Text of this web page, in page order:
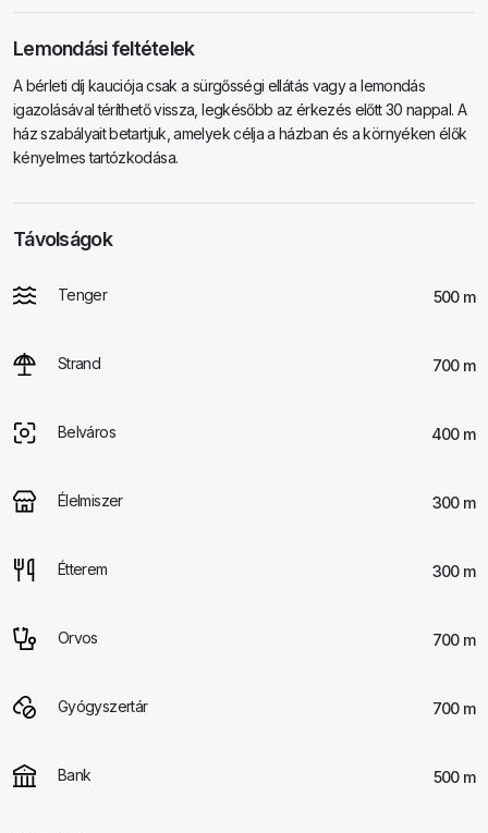
Lemondási feltételek
A bérleti díj kauciója csak a sürgősségi ellátás vagy a lemondás
igazolásával téríthető vissza, legkésőbb az érkezés előtt 30 nappal. A
ház szabályait betartjuk, amelyek célja a házban és a környéken élők
kényelmes tartózkodása.
Távolságok
Tenger 500 m
Strand 700 m
Belváros 400 m
Élelmiszer 300 m
Étterem 300 m
Orvos 700 m
Gyógyszertár 700 m
Bank 500 m